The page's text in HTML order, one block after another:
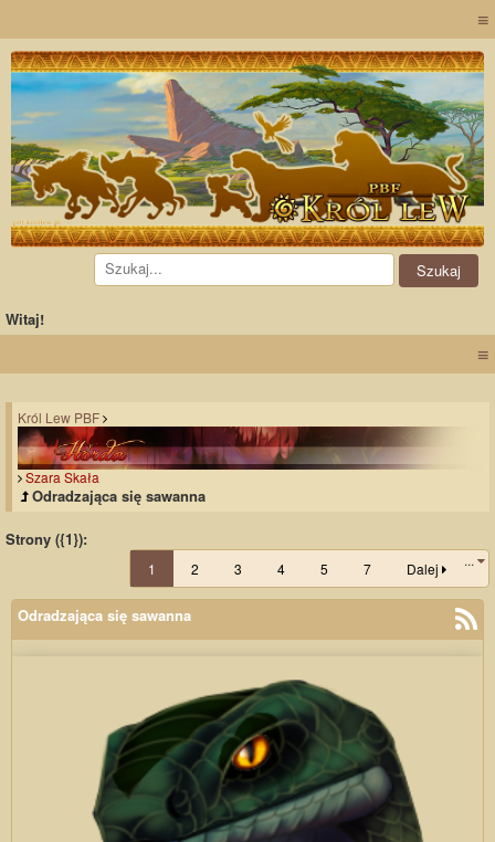
≡
Witaj!
≡
Król Lew PBF
Szara Skała
Odradzająca się sawanna
Strony ({1}):
1 2 3 4 5 ...
7 Dalej
Odradzająca się sawanna